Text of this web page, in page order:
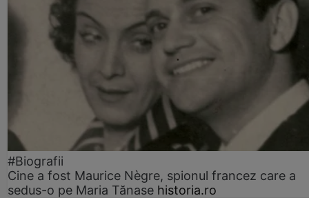
#Biografii
Cine a fost Maurice Nègre, spionul francez care a
sedus-o pe Maria Tănase historia.ro